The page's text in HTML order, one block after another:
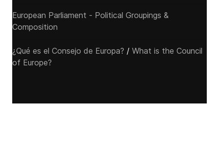
European Parliament - Political Groupings &
Composition
¿Qué es el Consejo de Europa? / What is the Council
of Europe?